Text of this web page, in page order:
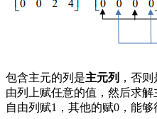
包含主元的列是主元列 ，否则
由列上赋任意的值，然后求
自由列赋1，其他的赋0，能够